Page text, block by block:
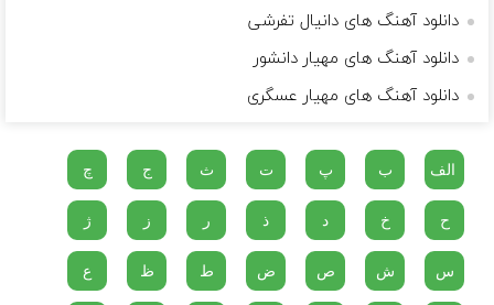
دانلود آهنگ های دانیال تفرشی
دانلود آهنگ های مهیار دانشور
دانلود آهنگ های مهیار عسگری
الف ب پ ت ث ج چ
ح خ د ذ ر ز ژ
س ش ص ض ط ظ ع